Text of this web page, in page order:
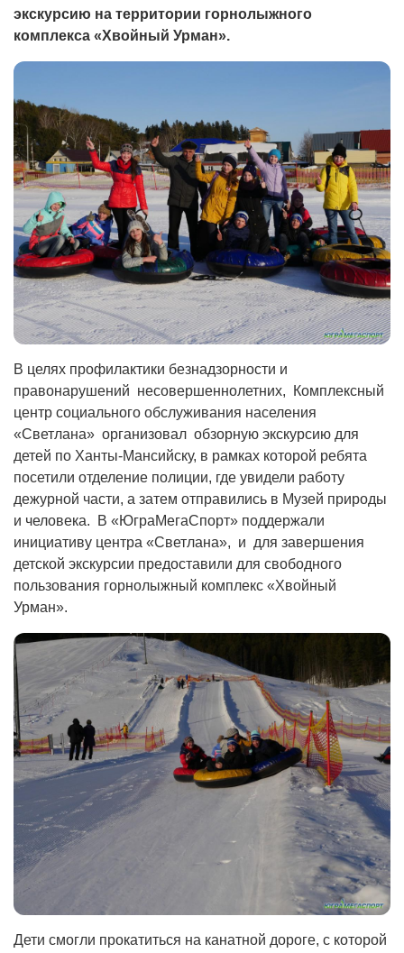
экскурсию на территории горнолыжного
комплекса «Хвойный Урман».
В целях профилактики безнадзорности и
правонарушений несовершеннолетних, Комплексный
центр социального обслуживания населения
«Светлана» организовал обзорную экскурсию для
детей по Ханты-Мансийску, в рамках которой ребята
посетили отделение полиции, где увидели работу
дежурной части, а затем отправились в Музей природы
и человека. В «ЮграМегаСпорт» поддержали
инициативу центра «Светлана», и для завершения
детской экскурсии предоставили для свободного
пользования горнолыжный комплекс «Хвойный
Урман».
Дети смогли прокатиться на канатной дороге, с которой